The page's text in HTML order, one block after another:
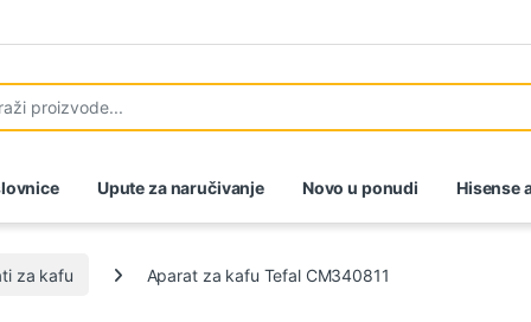
Upute za naručivanje Novo u ponudi Hisense
za kafu Aparat za kafu Tefal CM340811